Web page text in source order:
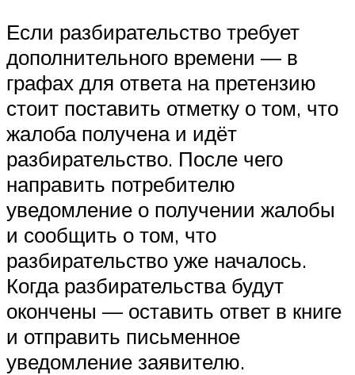
Если разбирательство требует
дополнительного времени — в
графах для ответа на претензию
стоит поставить отметку о том, что
жалоба получена и идёт
разбирательство. После чего
направить потребителю
уведомление о получении жалобы
и сообщить о том, что
разбирательство уже началось.
Когда разбирательства будут
окончены — оставить ответ в книге
и отправить письменное
уведомление заявителю.